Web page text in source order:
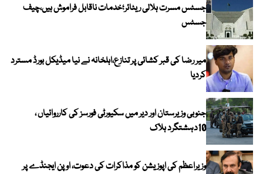
جسٹس مسرت ہلالی ریٹائر؛خدمات ناقابل فراموش ہیں،چیف
جسٹس
میر رضا کی قبر کشائی پر تنازع،اہلخانہ نے نیا میڈیکل بورڈ مسترد
کردیا
جنوبی وزیرستان اور دیر میں سکیورٹی فورسز کی کارروائیاں ،
10دہشتگرد ہلاک
وزیراعظم کی اپوزیشن کو مذاکرات کی دعوت، اوپن ایجنڈے پر